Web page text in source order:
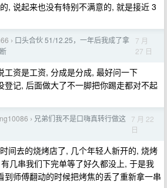
, 说起来也没有特别不满意的, 就是接近 3
› 口头合伙 51/12.25，一年后我成了拿
7 月
27 日
工资是工资, 分成是分成, 最好问一下
登记, 后面做大了不一脚把你踢走都对不起
› 兄弟们我不是口嗨真转行做这 7 月 22
日
间去的烧烤店了, 几个年轻人新开的, 烧烤
几串我们下完单等了好久都没上, 于是我
到师傅翻动的时候把烤焦的丢了重新拿一串